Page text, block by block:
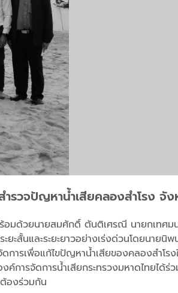
วจปัญหาน้ำเสียคลองสำโรง จั
อมด้วยนายสมศักดิ์ ตันติเศรณี นายกเทศ
ะยะสั้นและระยะยาวอย่างเร่งด่วนโดยนายนิพ
ดการเพื่อแก้ไขปัญหาน้ำเสียของคลองสำโ
ค์การจัดการน้ำเสียกระทรวงมหาดไทยได้ร่
ต้องร่วมกัน